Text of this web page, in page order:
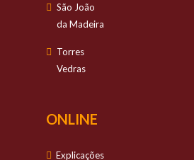
São João
da Madeira
Torres
Vedras
ONLINE
Explicações